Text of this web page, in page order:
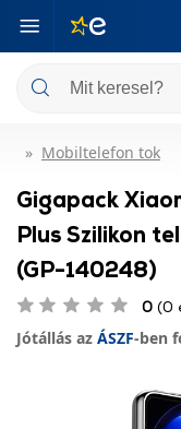
Mobiltelefon tok
Gigapack
Plus Szilikon
(GP-140248)
0 (0
Jótállás az ÁSZF-ben